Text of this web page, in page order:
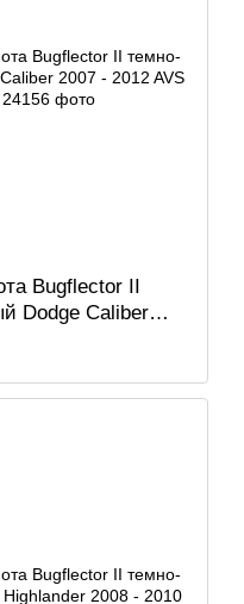
Bugflector II
Dodge Caliber